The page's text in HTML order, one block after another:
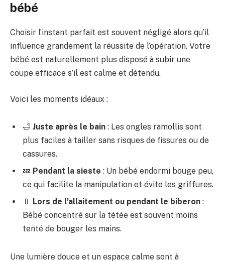
bébé
Choisir l’instant parfait est souvent négligé alors qu’il
influence grandement la réussite de l’opération. Votre
bébé est naturellement plus disposé à subir une
coupe efficace s’il est calme et détendu.
Voici les moments idéaux :
🛁 Juste après le bain : Les ongles ramollis sont
plus faciles à tailler sans risques de fissures ou de
cassures.
💤 Pendant la sieste : Un bébé endormi bouge peu,
ce qui facilite la manipulation et évite les griffures.
🍼
Lors de l’allaitement ou pendant le biberon :
Bébé concentré sur la tétée est souvent moins
tenté de bouger les mains.
Une lumière douce et un espace calme sont à